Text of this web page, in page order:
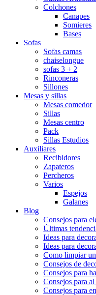
Colchones
Canapes
Somieres
Bases
Sofas
Sofas camas
chaiselongue
sofas 3 + 2
Rinconeras
Sillones
Mesas y sillas
Mesas comedor
Sillas
Mesas centro
Pack
Sillas Estudios
Auxiliares
Recibidores
Zapateros
Percheros
Varios
Espejos
Galanes
Blog
Consejos para
Últimas
Ideas para
Ideas para
Como limpiar
Consejos de
Consejos para
Consejos para
Consejos para